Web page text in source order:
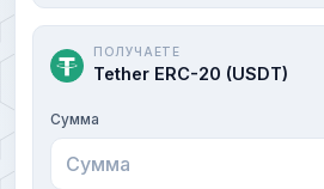
ПОЛУЧАЕТЕ
Tether ERC-20 (USDT)
Сумма